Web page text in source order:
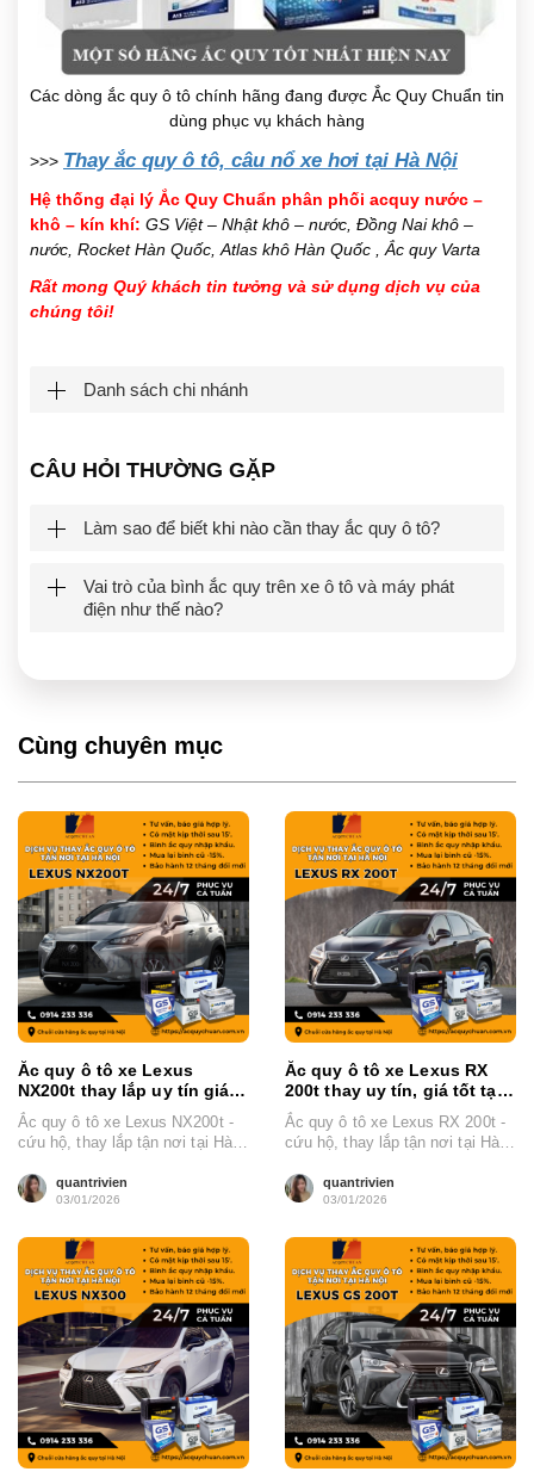
Các dòng ắc quy ô tô chính hãng đang được Ắc Quy Chuẩn tin
dùng phục vụ khách hàng
>>> Thay ắc quy ô tô, câu nổ xe hơi tại Hà Nội
Hệ thống đại lý Ắc Quy Chuẩn phân phối acquy nước –
khô – kín khí: GS Việt – Nhật khô – nước, Đồng Nai khô –
nước, Rocket Hàn Quốc, Atlas khô Hàn Quốc , Ắc quy Varta
Rất mong Quý khách tin tưởng và sử dụng dịch vụ của
chúng tôi!
Danh sách chi nhánh
CÂU HỎI THƯỜNG GẶP
Làm sao để biết khi nào cần thay ắc quy ô tô?
Vai trò của bình ắc quy trên xe ô tô và máy phát
điện như thế nào?
Cùng chuyên mục
Ắc quy ô tô xe Lexus
NX200t thay lắp uy tín giá
tốt tại Hà Nội 2026
Ắc quy ô tô xe Lexus NX200t -
cứu hộ, thay lắp tận nơi tại Hà
quantrivien
03/01/2026
Ắc quy ô tô xe Lexus RX
200t thay uy tín, giá tốt tại
Hà Nội 2026
Ắc quy ô tô xe Lexus RX 200t -
cứu hộ, thay lắp tận nơi tại Hà
quantrivien
03/01/2026